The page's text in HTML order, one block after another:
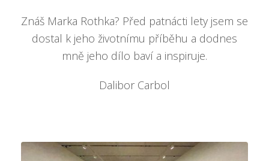
Znáš Marka Rothka? Před patnácti lety jsem se
dostal k jeho životnímu příběhu a dodnes
mně jeho dílo baví a inspiruje.
Dalibor Carbol